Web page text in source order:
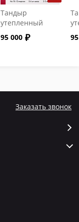
Тандыр
утепленный
"Сармат" с
откидной
95 000
Заказать звонок